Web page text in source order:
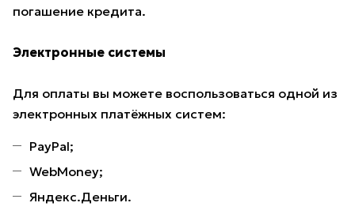
погашение кредита.
Электронные системы
Для оплаты вы можете воспользоваться одной из
электронных платёжных систем:
PayPal;
WebMoney;
Яндекс.Деньги.